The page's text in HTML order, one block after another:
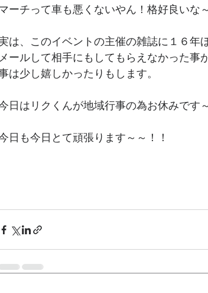
ーチって車も悪くないやん！格好良いな
は、このイベントの主催の雑誌に１６年
メールして相手にもしてもらえなかった
は少し嬉しかったりもします。
日はリクくんが地域行事の為お休みです
日も今日とて頑張ります～～！！